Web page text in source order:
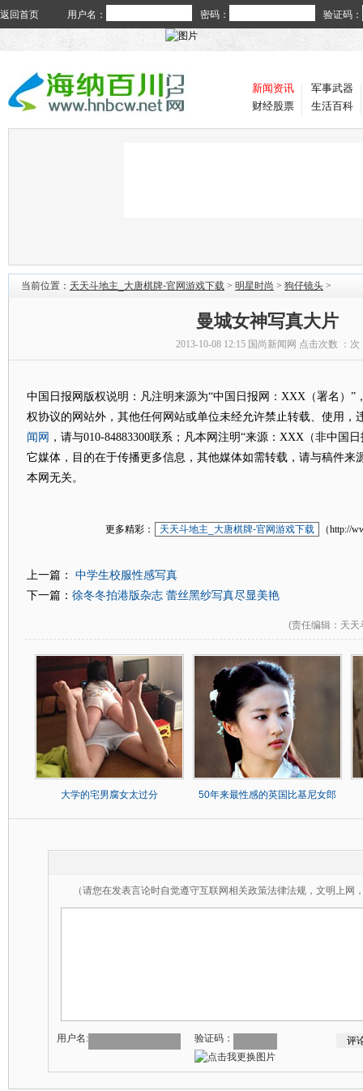
返回首页 用户名： 密码： 验证码：
新闻资讯
财经股票
军事武器
生活百科
当前位置： 天天斗地主_大唐棋牌-官网游戏下载 > 明星时尚 > 狗仔镜头 >
曼城女神写真大片
2013-10-08 12:15 国尚新闻网 点击次数 ： 次
中国日报网版权说明：凡注明来源为“中国日报网：XXX（署名）”
权协议的网站外，其他任何网站或单位未经允许禁止转载、使用，
闻网 ，请与010-84883300联系；凡本网注明“来源：XXX（非中国
它媒体，目的在于传播更多信息，其他媒体如需转载，请与稿件来
本网无关。
更多精彩： 天天斗地主_大唐棋牌-官网游戏下载 （http://
上一篇： 中学生校服性感写真
下一篇： 徐冬冬拍港版杂志 蕾丝黑纱写真尽显美艳
(责任编辑 ：天
大学的宅男腐女太过分 50年来最性感的英国比基尼女郎
（请您在发表言论时自觉遵守互联网相关政策法律法规，文明上网
用户名: 验证码：